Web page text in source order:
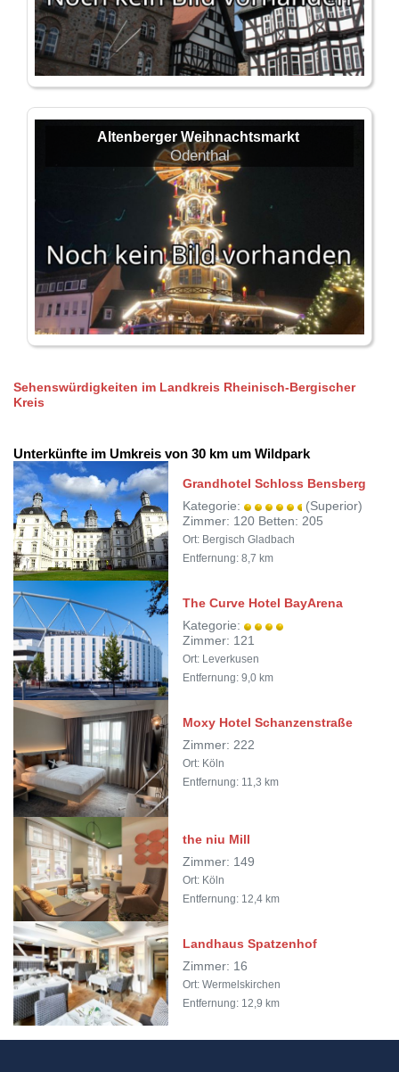
Altenberger Weihnachtsmarkt
Odenthal
Sehenswürdigkeiten im Landkreis Rheinisch-Bergischer
Kreis
Unterkünfte im Umkreis von 30 km um Wildpark
Grandhotel Schloss Bensberg
Kategorie:
(Superior)
Zimmer: 120 Betten: 205
Ort: Bergisch Gladbach
Entfernung: 8,7 km
The Curve Hotel BayArena
Kategorie:
Zimmer: 121
Ort: Leverkusen
Entfernung: 9,0 km
Moxy Hotel Schanzenstraße
Zimmer: 222
Ort: Köln
Entfernung: 11,3 km
the niu Mill
Zimmer: 149
Ort: Köln
Entfernung: 12,4 km
Landhaus Spatzenhof
Zimmer: 16
Ort: Wermelskirchen
Entfernung: 12,9 km